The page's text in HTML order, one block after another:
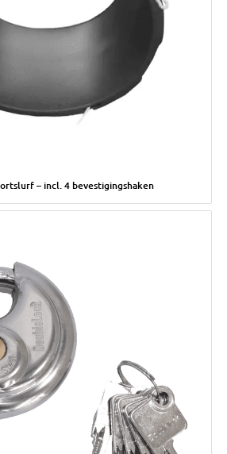
– incl. 4 bevestigingshaken